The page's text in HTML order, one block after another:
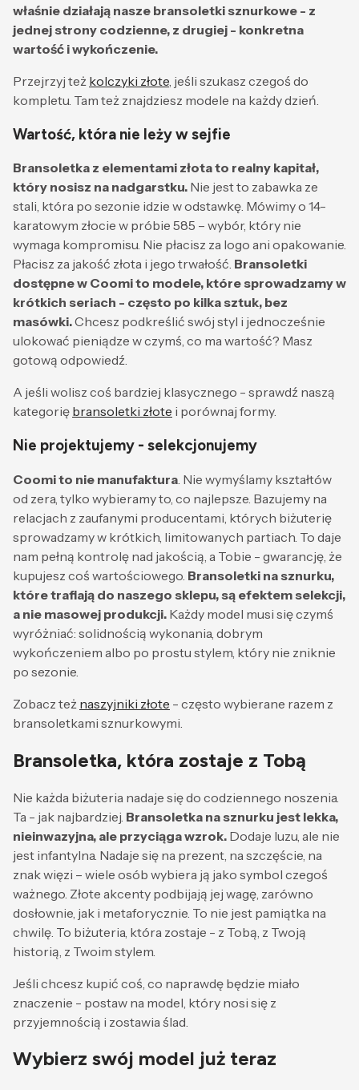
właśnie działają nasze bransoletki sznurkowe - z
jednej strony codzienne, z drugiej - konkretna
wartość i wykończenie.
Przejrzyj też kolczyki złote , jeśli szukasz czegoś do
kompletu. Tam też znajdziesz modele na każdy dzień.
Wartość, która nie leży w sejfie
Bransoletka z elementami złota to realny kapitał,
który nosisz na nadgarstku. Nie jest to zabawka ze
stali, która po sezonie idzie w odstawkę. Mówimy o 14-
karatowym złocie w próbie 585 – wybór, który nie
wymaga kompromisu. Nie płacisz za logo ani opakowanie.
Płacisz za jakość złota i jego trwałość. Bransoletki
dostępne w Coomi to modele, które sprowadzamy w
krótkich seriach - często po kilka sztuk, bez
masówki.Chcesz podkreślić swój styl i jednocześnie
ulokować pieniądze w czymś, co ma wartość? Masz
gotową odpowiedź.
A jeśli wolisz coś bardziej klasycznego - sprawdź naszą
kategorię bransoletki złote i porównaj formy.
Nie projektujemy - selekcjonujemy
Coomi to nie manufaktura . Nie wymyślamy kształtów
od zera, tylko wybieramy to, co najlepsze. Bazujemy na
relacjach z zaufanymi producentami, których biżuterię
sprowadzamy w krótkich, limitowanych partiach. To daje
nam pełną kontrolę nad jakością, a Tobie - gwarancję, że
kupujesz coś wartościowego. Bransoletki na sznurku,
które trafiają do naszego sklepu, są efektem selekcji,
a nie masowej produkcji. Każdy model musi się czymś
wyróżniać: solidnością wykonania, dobrym
wykończeniem albo po prostu stylem, który nie zniknie
po sezonie.
Zobacz też naszyjniki złote - często wybierane razem z
bransoletkami sznurkowymi.
Bransoletka, która zostaje z Tobą
Nie każda biżuteria nadaje się do codziennego noszenia.
Ta - jak najbardziej. Bransoletka na sznurku jest lekka,
nieinwazyjna, ale przyciąga wzrok. Dodaje luzu, ale nie
jest infantylna. Nadaje się na prezent, na szczęście, na
znak więzi – wiele osób wybiera ją jako symbol czegoś
ważnego. Złote akcenty podbijają jej wagę, zarówno
dosłownie, jak i metaforycznie. To nie jest pamiątka na
chwilę. To biżuteria, która zostaje - z Tobą, z Twoją
historią, z Twoim stylem.
Jeśli chcesz kupić coś, co naprawdę będzie miało
znaczenie - postaw na model, który nosi się z
przyjemnością i zostawia ślad.
Wybierz swój model już teraz